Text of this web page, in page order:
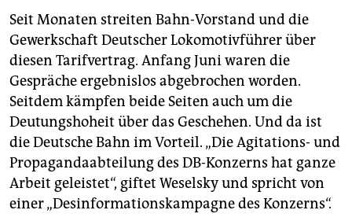
hinzu kommen noch etwa 126.600 Beschäftigte im
Ausland. Der Konzern befindet sich vollständig in
Staatseigentum. Die Tarifgehälter für Bahn-
Beschäftigte sind kompliziert und schwer zu
vergleichen. Bei der Berliner S-Bahn bekommt ein:e
Lokführer:in mit mehreren Jahren Berufserfahrung ein
Grundgehalt von rund 3.000 Euro plus Zulagen etwa
für Nacht- und Wochenenddienste.
TarifeinheitsgesetzSeit April dieses Jahres setzt die
Deutsche Bahn das Tarifeinheitsgesetz um, nach dem
bei konkurrierenden Tarifverträgen in einem Betrieb
nur die Vereinbarung mit der jeweils größeren
Seit Monaten streiten Bahn-Vorstand und die
Gewerkschaft Deutscher Lokomotivführer über
diesen Tarifvertrag. Anfang Juni waren die
Gespräche ergebnislos abgebrochen worden.
Seitdem kämpfen beide Seiten auch um die
Deutungshoheit über das Geschehen. Und da ist
die Deutsche Bahn im Vorteil. „Die Agitations- und
Propagandaabteilung des DB-Konzerns hat ganze
Arbeit geleistet“, giftet Weselsky und spricht von
einer „Desinformationskampagne des Konzerns“.